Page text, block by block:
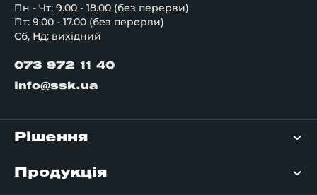
Пн - Чт: 9.00 - 18.00 (без перерви)
Пт: 9.00 - 17.00 (без перерви)
Сб, Нд: вихідний
073 972 11 40
info@ssk.ua
Рішення
Продукція